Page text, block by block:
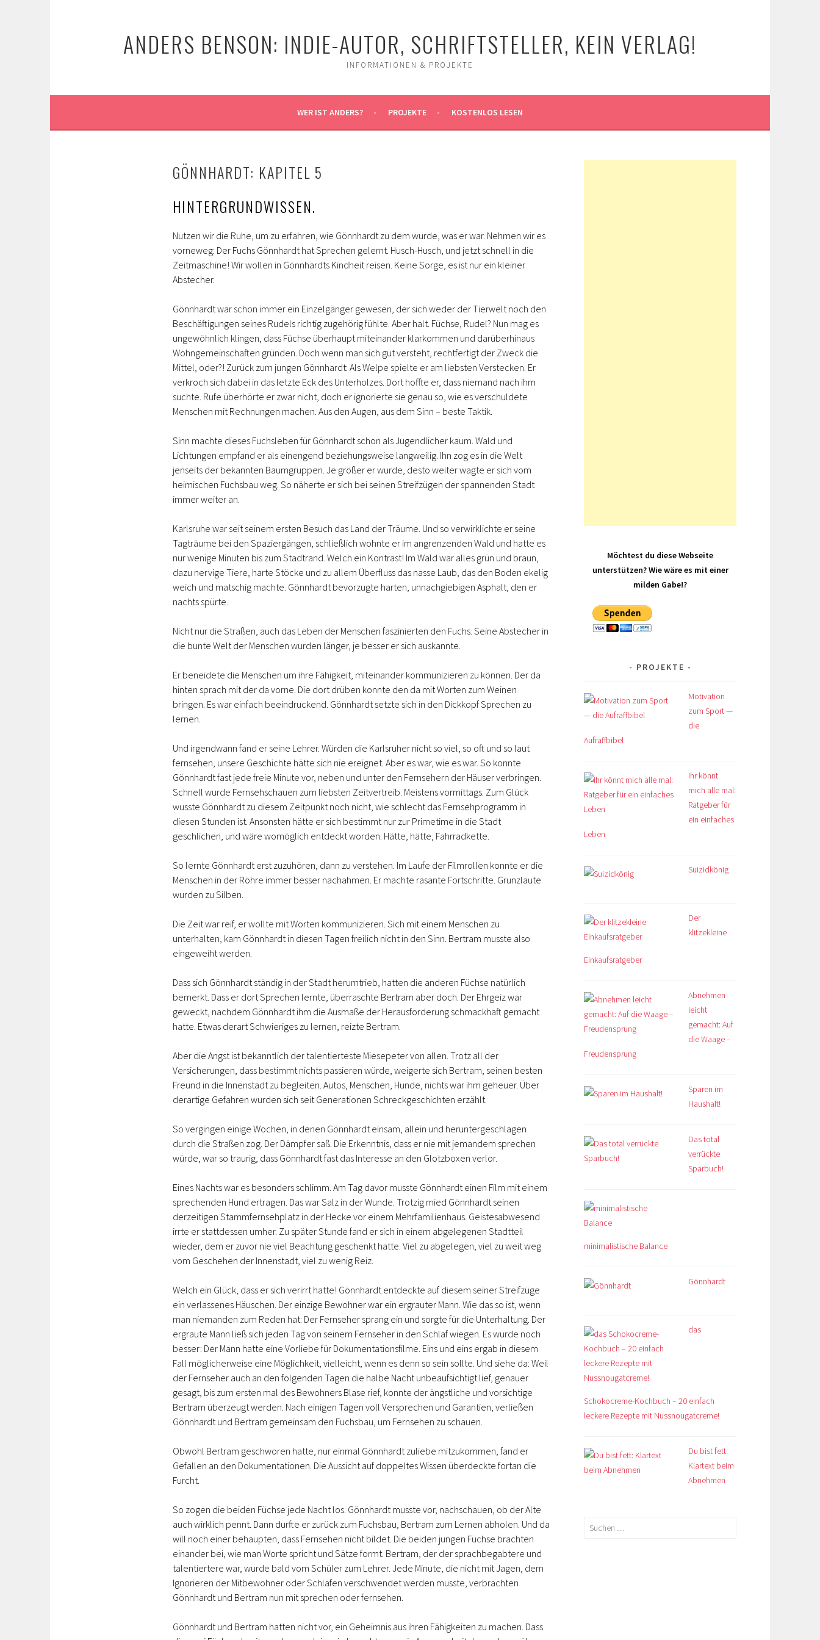
ANDERS BENSON: INDIE-AUTOR, SCHRIFTSTELLER, KEIN VERLAG!
INFORMATIONEN & PROJEKTE
WER IST ANDERS? PROJEKTE KOSTENLOS LESEN
GÖNNHARDT: KAPITEL 5
HINTERGRUNDWISSEN.
Nutzen wir die Ruhe, um zu erfahren, wie Gönnhardt zu dem wurde, was er war. Nehmen wir es
vorneweg: Der Fuchs Gönnhardt hat Sprechen gelernt. Husch-Husch, und jetzt schnell in die
Zeitmaschine! Wir wollen in Gönnhardts Kindheit reisen. Keine Sorge, es ist nur ein kleiner
Abstecher.
Gönnhardt war schon immer ein Einzelgänger gewesen, der sich weder der Tierwelt noch den
Beschäftigungen seines Rudels richtig zugehörig fühlte. Aber halt. Füchse, Rudel? Nun mag es
ungewöhnlich klingen, dass Füchse überhaupt miteinander klarkommen und darüberhinaus
Wohngemeinschaften gründen. Doch wenn man sich gut versteht, rechtfertigt der Zweck die
Mittel, oder?! Zurück zum jungen Gönnhardt: Als Welpe spielte er am liebsten Verstecken. Er
verkroch sich dabei in das letzte Eck des Unterholzes. Dort hoffte er, dass niemand nach ihm
suchte. Rufe überhörte er zwar nicht, doch er ignorierte sie genau so, wie es verschuldete
Menschen mit Rechnungen machen. Aus den Augen, aus dem Sinn – beste Taktik.
Sinn machte dieses Fuchsleben für Gönnhardt schon als Jugendlicher kaum. Wald und
Lichtungen empfand er als einengend beziehungsweise langweilig. Ihn zog es in die Welt
jenseits der bekannten Baumgruppen. Je größer er wurde, desto weiter wagte er sich vom
heimischen Fuchsbau weg. So näherte er sich bei seinen Streifzügen der spannenden Stadt
immer weiter an.
Karlsruhe war seit seinem ersten Besuch das Land der Träume. Und so verwirklichte er seine
Tagträume bei den Spaziergängen, schließlich wohnte er im angrenzenden Wald und hatte es
nur wenige Minuten bis zum Stadtrand. Welch ein Kontrast! Im Wald war alles grün und braun,
dazu nervige Tiere, harte Stöcke und zu allem Überfluss das nasse Laub, das den Boden ekelig
weich und matschig machte. Gönnhardt bevorzugte harten, unnachgiebigen Asphalt, den er
nachts spürte.
Nicht nur die Straßen, auch das Leben der Menschen faszinierten den Fuchs. Seine Abstecher in
die bunte Welt der Menschen wurden länger, je besser er sich auskannte.
Er beneidete die Menschen um ihre Fähigkeit, miteinander kommunizieren zu können. Der da
hinten sprach mit der da vorne. Die dort drüben konnte den da mit Worten zum Weinen
bringen. Es war einfach beeindruckend. Gönnhardt setzte sich in den Dickkopf Sprechen zu
lernen.
Und irgendwann fand er seine Lehrer. Würden die Karlsruher nicht so viel, so oft und so laut
fernsehen, unsere Geschichte hätte sich nie ereignet. Aber es war, wie es war. So konnte
Gönnhardt fast jede freie Minute vor, neben und unter den Fernsehern der Häuser verbringen.
Schnell wurde Fernsehschauen zum liebsten Zeitvertreib. Meistens vormittags. Zum Glück
wusste Gönnhardt zu diesem Zeitpunkt noch nicht, wie schlecht das Fernsehprogramm in
diesen Stunden ist. Ansonsten hätte er sich bestimmt nur zur Primetime in die Stadt
geschlichen, und wäre womöglich entdeckt worden. Hätte, hätte, Fahrradkette.
So lernte Gönnhardt erst zuzuhören, dann zu verstehen. Im Laufe der Filmrollen konnte er die
Menschen in der Röhre immer besser nachahmen. Er machte rasante Fortschritte. Grunzlaute
wurden zu Silben.
Die Zeit war reif, er wollte mit Worten kommunizieren. Sich mit einem Menschen zu
unterhalten, kam Gönnhardt in diesen Tagen freilich nicht in den Sinn. Bertram musste also
eingeweiht werden.
Dass sich Gönnhardt ständig in der Stadt herumtrieb, hatten die anderen Füchse natürlich
bemerkt. Dass er dort Sprechen lernte, überraschte Bertram aber doch. Der Ehrgeiz war
geweckt, nachdem Gönnhardt ihm die Ausmaße der Herausforderung schmackhaft gemacht
hatte. Etwas derart Schwieriges zu lernen, reizte Bertram.
Aber die Angst ist bekanntlich der talentierteste Miesepeter von allen. Trotz all der
Versicherungen, dass bestimmt nichts passieren würde, weigerte sich Bertram, seinen besten
Freund in die Innenstadt zu begleiten. Autos, Menschen, Hunde, nichts war ihm geheuer. Über
derartige Gefahren wurden sich seit Generationen Schreckgeschichten erzählt.
So vergingen einige Wochen, in denen Gönnhardt einsam, allein und heruntergeschlagen
durch die Straßen zog. Der Dämpfer saß. Die Erkenntnis, dass er nie mit jemandem sprechen
würde, war so traurig, dass Gönnhardt fast das Interesse an den Glotzboxen verlor.
Eines Nachts war es besonders schlimm. Am Tag davor musste Gönnhardt einen Film mit einem
sprechenden Hund ertragen. Das war Salz in der Wunde. Trotzig mied Gönnhardt seinen
derzeitigen Stammfernsehplatz in der Hecke vor einem Mehrfamilienhaus. Geistesabwesend
irrte er stattdessen umher. Zu später Stunde fand er sich in einem abgelegenen Stadtteil
wieder, dem er zuvor nie viel Beachtung geschenkt hatte. Viel zu abgelegen, viel zu weit weg
vom Geschehen der Innenstadt, viel zu wenig Reiz.
Welch ein Glück, dass er sich verirrt hatte! Gönnhardt entdeckte auf diesem seiner Streifzüge
ein verlassenes Häuschen. Der einzige Bewohner war ein ergrauter Mann. Wie das so ist, wenn
man niemanden zum Reden hat: Der Fernseher sprang ein und sorgte für die Unterhaltung. Der
ergraute Mann ließ sich jeden Tag von seinem Fernseher in den Schlaf wiegen. Es wurde noch
besser: Der Mann hatte eine Vorliebe für Dokumentationsfilme. Eins und eins ergab in diesem
Fall möglicherweise eine Möglichkeit, vielleicht, wenn es denn so sein sollte. Und siehe da: Weil
der Fernseher auch an den folgenden Tagen die halbe Nacht unbeaufsichtigt lief, genauer
gesagt, bis zum ersten mal des Bewohners Blase rief, konnte der ängstliche und vorsichtige
Bertram überzeugt werden. Nach einigen Tagen voll Versprechen und Garantien, verließen
Gönnhardt und Bertram gemeinsam den Fuchsbau, um Fernsehen zu schauen.
Obwohl Bertram geschworen hatte, nur einmal Gönnhardt zuliebe mitzukommen, fand er
Gefallen an den Dokumentationen. Die Aussicht auf doppeltes Wissen überdeckte fortan die
Furcht.
So zogen die beiden Füchse jede Nacht los. Gönnhardt musste vor, nachschauen, ob der Alte
auch wirklich pennt. Dann durfte er zurück zum Fuchsbau, Bertram zum Lernen abholen. Und da
will noch einer behaupten, dass Fernsehen nicht bildet. Die beiden jungen Füchse brachten
einander bei, wie man Worte spricht und Sätze formt. Bertram, der der sprachbegabtere und
talentiertere war, wurde bald vom Schüler zum Lehrer. Jede Minute, die nicht mit Jagen, dem
Ignorieren der Mitbewohner oder Schlafen verschwendet werden musste, verbrachten
Gönnhardt und Bertram nun mit sprechen oder fernsehen.
Gönnhardt und Bertram hatten nicht vor, ein Geheimnis aus ihren Fähigkeiten zu machen. Dass
Möchtest du diese Webseite
unterstützen? Wie wäre es mit einer
milden Gabe!?
PROJEKTE
Motivation
zum Sport —
die
Aufraffbibel
Ihr könnt
mich alle mal:
Ratgeber für
ein einfaches
Leben
Suizidkönig
Der
klitzekleine
Einkaufsratgeber
Abnehmen
leicht
gemacht: Auf
die Waage –
Freudensprung
Sparen im
Haushalt!
Das total
verrückte
Sparbuch!
minimalistische Balance
Gönnhardt
das
Schokocreme-Kochbuch – 20 einfach
leckere Rezepte mit Nussnougatcreme!
Du bist fett:
Klartext beim
Abnehmen
Suchen